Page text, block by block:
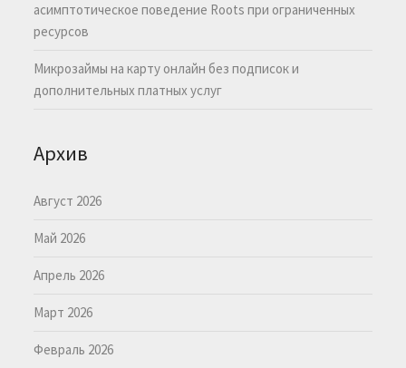
асимптотическое поведение Roots при ограниченных
ресурсов
Микрозаймы на карту онлайн без подписок и
дополнительных платных услуг
Архив
Август 2026
Май 2026
Апрель 2026
Март 2026
Февраль 2026